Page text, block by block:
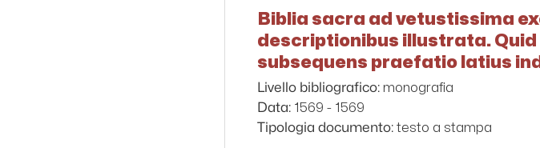
Biblia sacra ad vetustissima
descriptionibus illustrata.
subsequens praefatio latius
Livello bibliografico: monografia
Data: 1569 - 1569
Tipologia documento: testo a stampa